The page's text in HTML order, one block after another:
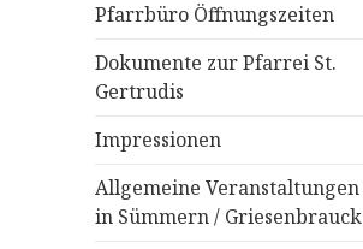
Pfarrbüro Öffnungszeiten
Dokumente zur Pfarrei St.
Gertrudis
Impressionen
Allgemeine Veranstaltungen
in Sümmern / Griesenbrauck